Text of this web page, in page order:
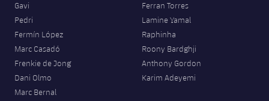
Gavi
Pedri
Fermín López
Marc Casadó
Frenkie de Jong
Dani Olmo
Marc Bernal
Ferran Torres
Lamine Yamal
Raphinha
Roony Bardghji
Anthony Gordon
Karim Adeyemi